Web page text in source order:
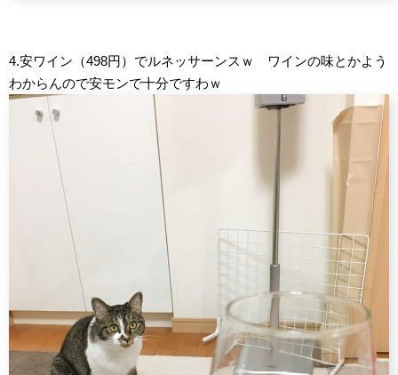
4.安ワイン（498円）でルネッサーンスｗ ワインの味とかよう
わからんので安モンで十分ですわｗ